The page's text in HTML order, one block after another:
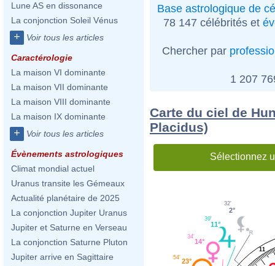
Lune AS en dissonance
La conjonction Soleil Vénus
+ Voir tous les articles
Caractérologie
La maison VI dominante
La maison VII dominante
La maison VIII dominante
La maison IX dominante
+ Voir tous les articles
Évènements astrologiques
Climat mondial actuel
Uranus transite les Gémeaux
Actualité planétaire de 2025
La conjonction Jupiter Uranus
Jupiter et Saturne en Verseau
La conjonction Saturne Pluton
Jupiter arrive en Sagittaire
Base astrologique de
78 147 célébrités et
Chercher par
1 207
Carte du ciel de
Placidus)
Sélectionnez
11
2°
32'
11°
39'
14°
34'
23°
54'